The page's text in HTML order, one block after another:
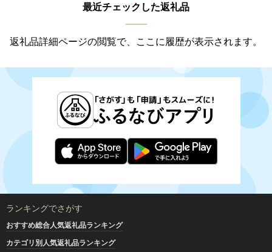
最近チェックした返礼品
返礼品詳細ページの閲覧で、ここに履歴が表示されます。
ランキングでさがす
おすすめ総合人気返礼品ランキング
カテゴリ別人気返礼品ランキング